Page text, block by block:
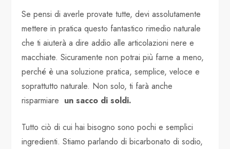
Se pensi di averle provate tutte, devi assolutamente
mettere in pratica questo fantastico rimedio naturale
che ti aiuterà a dire addio alle articolazioni nere e
macchiate. Sicuramente non potrai più farne a meno,
perché è una soluzione pratica, semplice, veloce e
soprattutto naturale. Non solo, ti farà anche
risparmiare un sacco di soldi.
Tutto ciò di cui hai bisogno sono pochi e semplici
ingredienti. Stiamo parlando di bicarbonato di sodio,